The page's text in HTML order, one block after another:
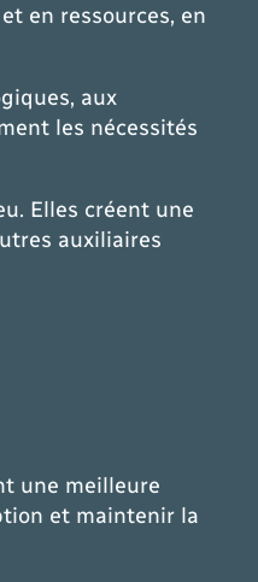
en ressources, en
aux
les nécessités
Elles créent une
auxiliaires
une meilleure
et maintenir la